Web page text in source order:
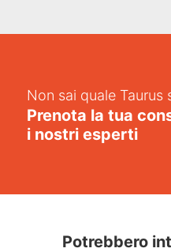
Non sai quale Taurus
Prenota la tua
i nostri esperti
Potrebbero